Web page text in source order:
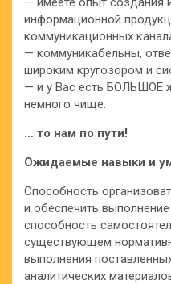
информационной
коммуникационных
— коммуникабельны,
широким кругозором и
— и у Вас есть БОЛЬШОЕ
немного чище.
… то нам по пути!
Ожидаемые навыки и
Способность
и обеспечить
способность
существующем
выполнения
аналитических